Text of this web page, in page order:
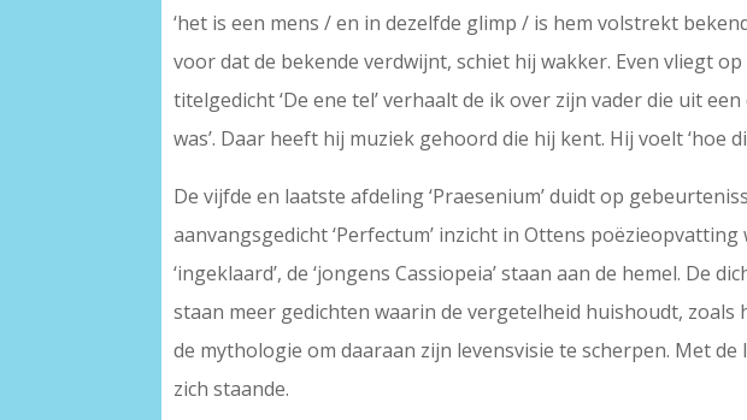
‘het is een mens / en in dezelfde glimp / is hem volstrekt
voor dat de bekende verdwijnt, schiet hij wakker. Even vliegt
titelgedicht ‘De ene tel’ verhaalt de ik over zijn vader die uit
was’. Daar heeft hij muziek gehoord die hij kent. Hij voelt ‘hoe
De vijfde en laatste afdeling ‘Praesenium’ duidt op
aanvangsgedicht ‘Perfectum’ inzicht in Ottens
‘ingeklaard’, de ‘jongens Cassiopeia’ staan aan de hemel. De
staan meer gedichten waarin de vergetelheid huishoudt,
de mythologie om daaraan zijn levensvisie te scherpen. Met
zich staande.